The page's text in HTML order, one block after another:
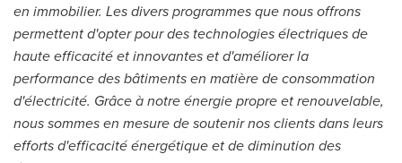
en immobilier. Les divers programmes que nous offrons
permettent d'opter pour des technologies électriques de
haute efficacité et innovantes et d'améliorer la
performance des bâtiments en matière de consommation
d'électricité. Grâce à notre énergie propre et renouvelable,
nous sommes en mesure de soutenir nos clients dans leurs
efforts d'efficacité énergétique et de diminution des